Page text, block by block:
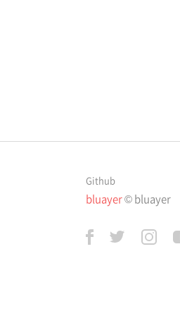
Github
bluayer© bluayer